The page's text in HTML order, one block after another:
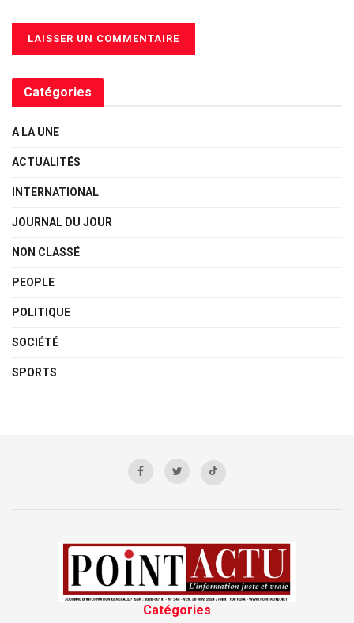
Catégories
A LA UNE
ACTUALITÉS
INTERNATIONAL
JOURNAL DU JOUR
NON CLASSÉ
PEOPLE
POLITIQUE
SOCIÉTÉ
SPORTS
Catégories